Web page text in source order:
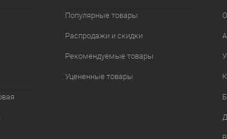
Популярные товары
Распродажи и скидки
Рекомендуемые товары
Уцененные товары